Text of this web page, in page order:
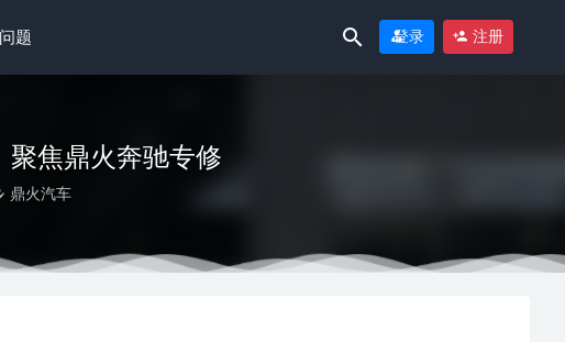
题 登录 注册
聚焦鼎火奔驰专修
鼎火汽车